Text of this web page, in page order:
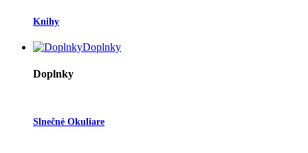
Knihy
Doplnky
Doplnky
Slnečné Okuliare